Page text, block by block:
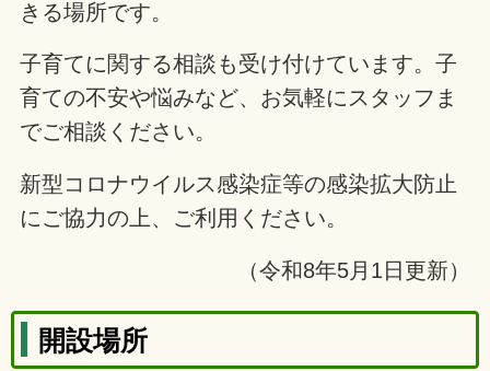
きる場所です。
子育てに関する相談も受け付けています。子
育ての不安や悩みなど、お気軽にスタッフま
でご相談ください。
新型コロナウイルス感染症等の感染拡大防止
にご協力の上、ご利用ください。
（令和8年5月1日更新）
開設場所